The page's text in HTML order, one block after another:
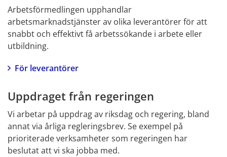
Arbetsförmedlingen upphandlar
arbetsmarknadstjänster av olika leverantörer för att
snabbt och effektivt få arbetssökande i arbete eller
utbildning.
För leverantörer
Uppdraget från regeringen
Vi arbetar på uppdrag av riksdag och regering, bland
annat via årliga regleringsbrev. Se exempel på
prioriterade verksamheter som regeringen har
beslutat att vi ska jobba med.